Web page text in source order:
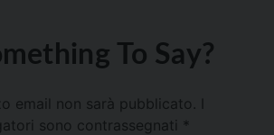
To Say?
email non sarà pubblicato.
sono contrassegnati *